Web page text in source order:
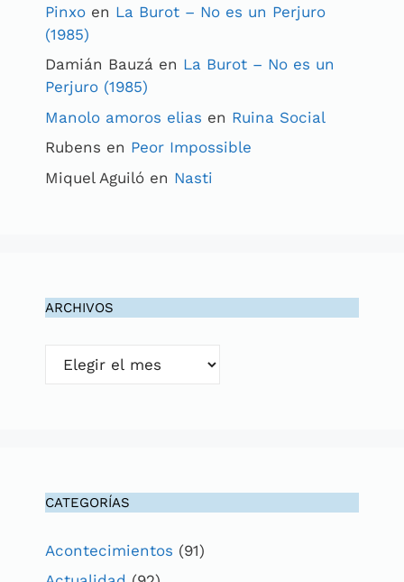
Pinxo en La Burot – No es un Perjuro
(1985)
Damián Bauzá en La Burot – No es un
Perjuro (1985)
Manolo amoros elias en Ruina Social
Rubens en Peor Impossible
Miquel Aguiló en Nasti
ARCHIVOS
Archivos
CATEGORÍAS
Acontecimientos (91)